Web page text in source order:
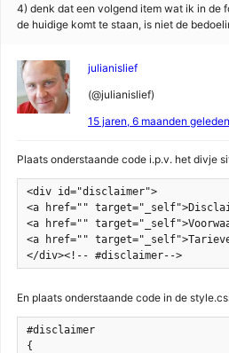
4) denk dat een volgend item wat ik in de
de huidige komt te staan, is niet de
julianislief
(@julianislief)
15 jaren, 6 maanden geleden
Plaats onderstaande code i.p.v. het divje
<div id="disclaimer">
<a href=""
<a href=""
<a href=""
</div><!-- #disclaimer-->
En plaats onderstaande code in de
#disclaimer
{